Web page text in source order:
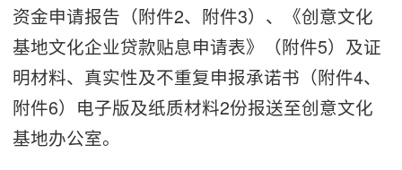
资金申请报告（附件2、附件3）、《创意文化
基地文化企业贷款贴息申请表》（附件5）及证
明材料、真实性及不重复申报承诺书（附件4、
附件6）电子版及纸质材料2份报送至创意文化
基地办公室。